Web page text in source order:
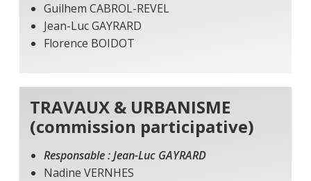
Guilhem CABROL-REVEL
Jean-Luc GAYRARD
Florence BOIDOT
TRAVAUX & URBANISME
(commission participative)
Responsable : Jean-Luc GAYRARD
Nadine VERNHES